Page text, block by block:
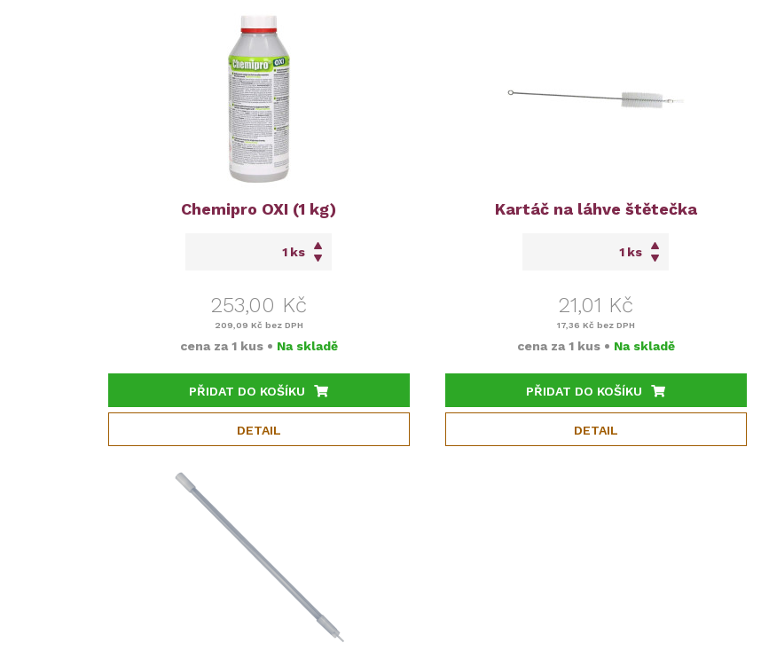
Chemipro OXI (1 kg)
ks
253,00 Kč
209,09 Kč bez DPH
cena za 1 kus • Na skladě
PŘIDAT DO KOŠÍKU
DETAIL
Kartáč na láhve štětečka
ks
21,01 Kč
17,36 Kč bez DPH
cena za 1 kus • Na skladě
PŘIDAT DO KOŠÍKU
DETAIL